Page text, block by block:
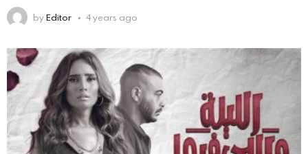
byEditor 4 years ago